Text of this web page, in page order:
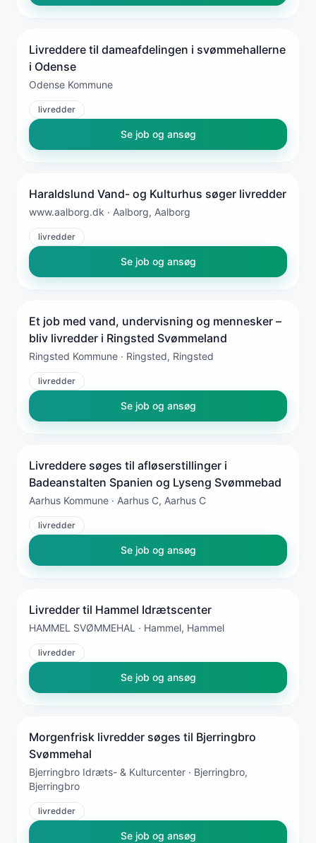
Livreddere til dameafdelingen i svømmehallerne
i Odense
Odense Kommune
livredder
Se job og ansøg
Haraldslund Vand- og Kulturhus søger livredder
www.aalborg.dk · Aalborg, Aalborg
livredder
Se job og ansøg
Et job med vand, undervisning og mennesker –
bliv livredder i Ringsted Svømmeland
Ringsted Kommune · Ringsted, Ringsted
livredder
Se job og ansøg
Livreddere søges til afløserstillinger i
Badeanstalten Spanien og Lyseng Svømmebad
Aarhus Kommune · Aarhus C, Aarhus C
livredder
Se job og ansøg
Livredder til Hammel Idrætscenter
HAMMEL SVØMMEHAL · Hammel, Hammel
livredder
Se job og ansøg
Morgenfrisk livredder søges til Bjerringbro
Svømmehal
Bjerringbro Idræts- & Kulturcenter · Bjerringbro,
Bjerringbro
livredder
Se job og ansøg